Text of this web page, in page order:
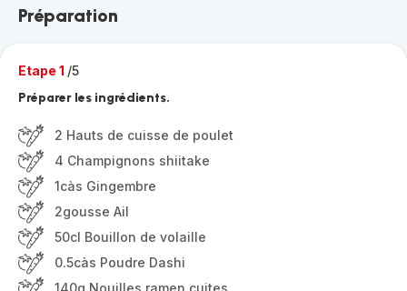
Préparation
Etape 1 /5
Préparer les ingrédients.
2 Hauts de cuisse de poulet
4 Champignons shiitake
1càs Gingembre
2gousse Ail
50cl Bouillon de volaille
0.5càs Poudre Dashi
140g Nouilles ramen cuites